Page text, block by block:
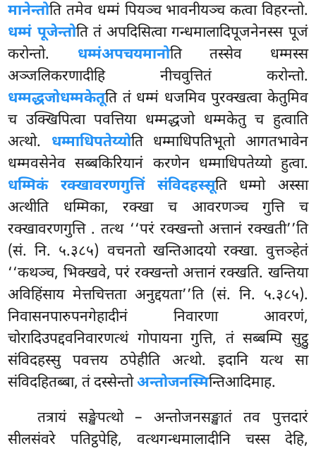
मानेन्तोति तमेव धम्मं पियञ्च भावनीयञ्च कत्वा विहरन्तो.
धम्मं पूजेन्तोति तं अपदिसित्वा गन्धमालादिपूजनेनस्स पूजं
करोन्तो. धम्मंअपचयमानोति तस्सेव धम्मस्स
अञ्जलिकरणादीहि नीचवुत्तितं करोन्तो.
धम्मद्धजोधम्मकेतूति तं धम्मं धजमिव पुरक्खत्वा केतुमिव
च उक्खिपित्वा पवत्तिया धम्मद्धजो धम्मकेतु च हुत्वाति
अत्थो. धम्माधिपतेय्योति धम्माधिपतिभूतो आगतभावेन
धम्मवसेनेव सब्बकिरियानं करणेन धम्माधिपतेय्यो हुत्वा.
धम्मिकं रक्खावरणगुत्तिं संविदहस्सूति धम्मो अस्सा
अत्थीति धम्मिका, रक्खा च आवरणञ्च गुत्ति च
रक्खावरणगुत्ति . तत्थ ‘‘परं रक्खन्तो अत्तानं रक्खती’’ति
(सं. नि. ५.३८५) वचनतो खन्तिआदयो रक्खा. वुत्तञ्हेतं
‘‘कथञ्च, भिक्खवे, परं रक्खन्तो अत्तानं रक्खति. खन्तिया
अविहिंसाय मेत्तचित्तता अनुद्दयता’’ति (सं. नि. ५.३८५).
निवासनपारुपनगेहादीनं निवारणा आवरणं,
चोरादिउपद्दवनिवारणत्थं गोपायना गुत्ति, तं सब्बम्पि सुट्ठु
संविदहस्सु पवत्तय ठपेहीति अत्थो. इदानि यत्थ सा
संविदहितब्बा, तं दस्सेन्तोअन्तोजनस्मिन्तिआदिमाह.
तत्रायं सङ्खेपत्थो – अन्तोजनसङ्खातं तव पुत्तदारं
सीलसंवरे पतिट्ठपेहि, वत्थगन्धमालादीनि चस्स देहि,